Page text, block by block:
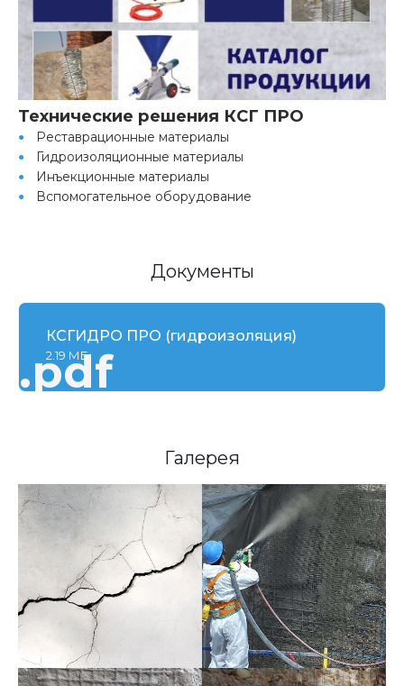
Технические решения КСГ ПРО
Реставрационные материалы
Гидроизоляционные материалы
Инъекционные материалы
Вспомогательное оборудование
Документы
КСГИДРО ПРО (гидроизоляция)
2.19 МБ
.pdf
Галерея